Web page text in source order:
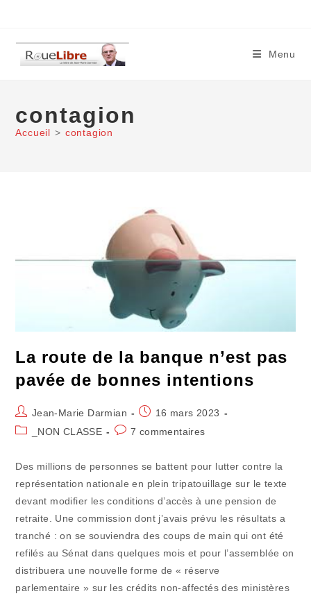
content
Menu
contagion
Accueil > contagion
La route de la banque n’est pas
pavée de bonnes intentions
Auteur/autrice
de
Jean-Marie Darmian
Publication
16 mars 2023
Post
_NON CLASSE
Commentaires
7 commentaires
Des millions de personnes se battent pour lutter contre la
représentation nationale en plein tripatouillage sur le texte
devant modifier les conditions d’accès à une pension de
retraite. Une commission dont j’avais prévu les résultats a
tranché : on se souviendra des coups de main qui ont été
refilés au Sénat dans quelques mois et pour l’assemblée on
distribuera une nouvelle forme de « réserve
parlementaire » sur les crédits non-affectés des ministères